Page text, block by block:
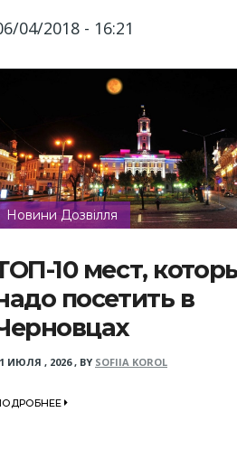
04/2018 - 16:21
Новини Дозвілля
10 мест,
посетить в
ИЮЛЯ , 2026, BY SOFIIA KOROL